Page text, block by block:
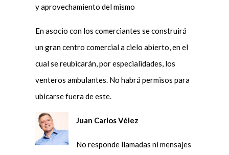
y aprovechamiento del mismo
En asocio con los comerciantes se construirá
un gran centro comercial a cielo abierto, en el
cual se reubicarán, por especialidades, los
venteros ambulantes. No habrá permisos para
ubicarse fuera de este.
Juan Carlos Vélez
No responde llamadas ni mensajes